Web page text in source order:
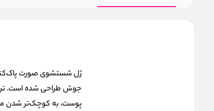
ژل شستشوی صورت
پوست، به کوچک‌تر شدن